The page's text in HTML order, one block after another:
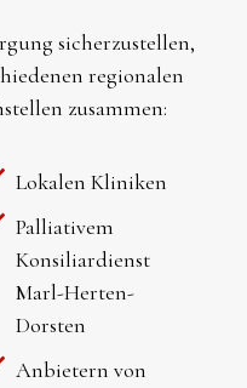
sicherzustellen,
regionalen
zusammen:
Lokalen Kliniken
Palliativem
Konsiliardienst
Marl-Herten-
Dorsten
Anbietern von